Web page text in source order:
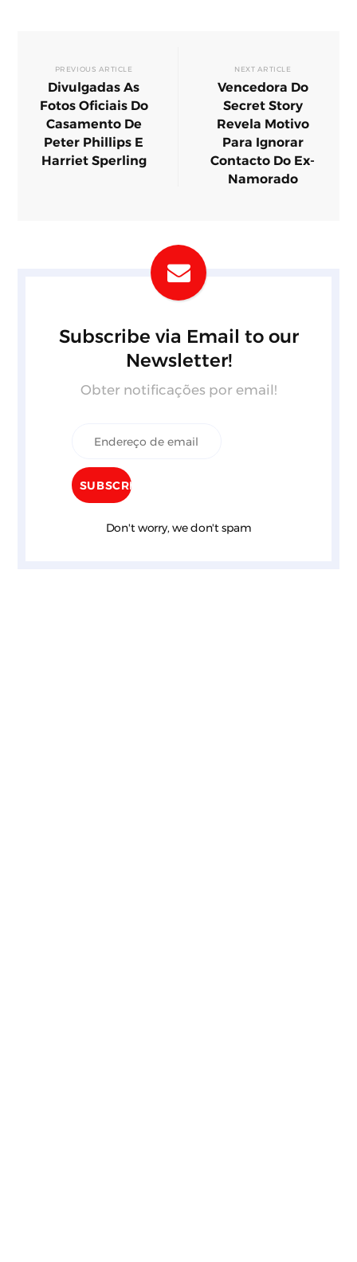
PREVIOUS ARTICLE
Divulgadas As
Fotos Oficiais Do
Casamento De
Peter Phillips E
Harriet Sperling
NEXT ARTICLE
Vencedora Do
Secret Story
Revela Motivo
Para Ignorar
Contacto Do Ex-
Namorado
Subscribe via Email to our
Newsletter!
Obter notificações por email!
Don't worry, we don't spam